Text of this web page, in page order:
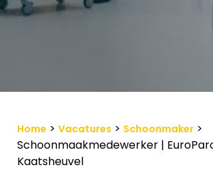
Home > Vacatures > Schoonmaker >
Schoonmaakmedewerker |
Kaatsheuvel
Werkgevers
Bewaarde vacatures